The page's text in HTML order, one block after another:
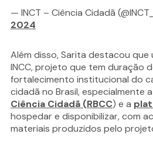
— INCT – Ciência Cidadã
2024
Além disso, Sarita destacou
INCC, projeto que tem duração
fortalecimento institucional do
cidadã no Brasil, especialmente a
Ciência Cidadã (RBCC) e a
hospedar e disponibilizar, com
materiais produzidos pelo